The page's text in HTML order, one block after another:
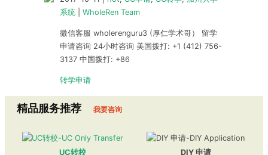
系统
WholeRen Team
微信客服 wholerenguru3 (厚仁学术哥） 留学
申请咨询 24小时咨询 美国拨打: +1 (412) 756-
3137 中国拨打: +86
转学申请
精品服务推荐 我要咨询
UC转校 DIY 申请